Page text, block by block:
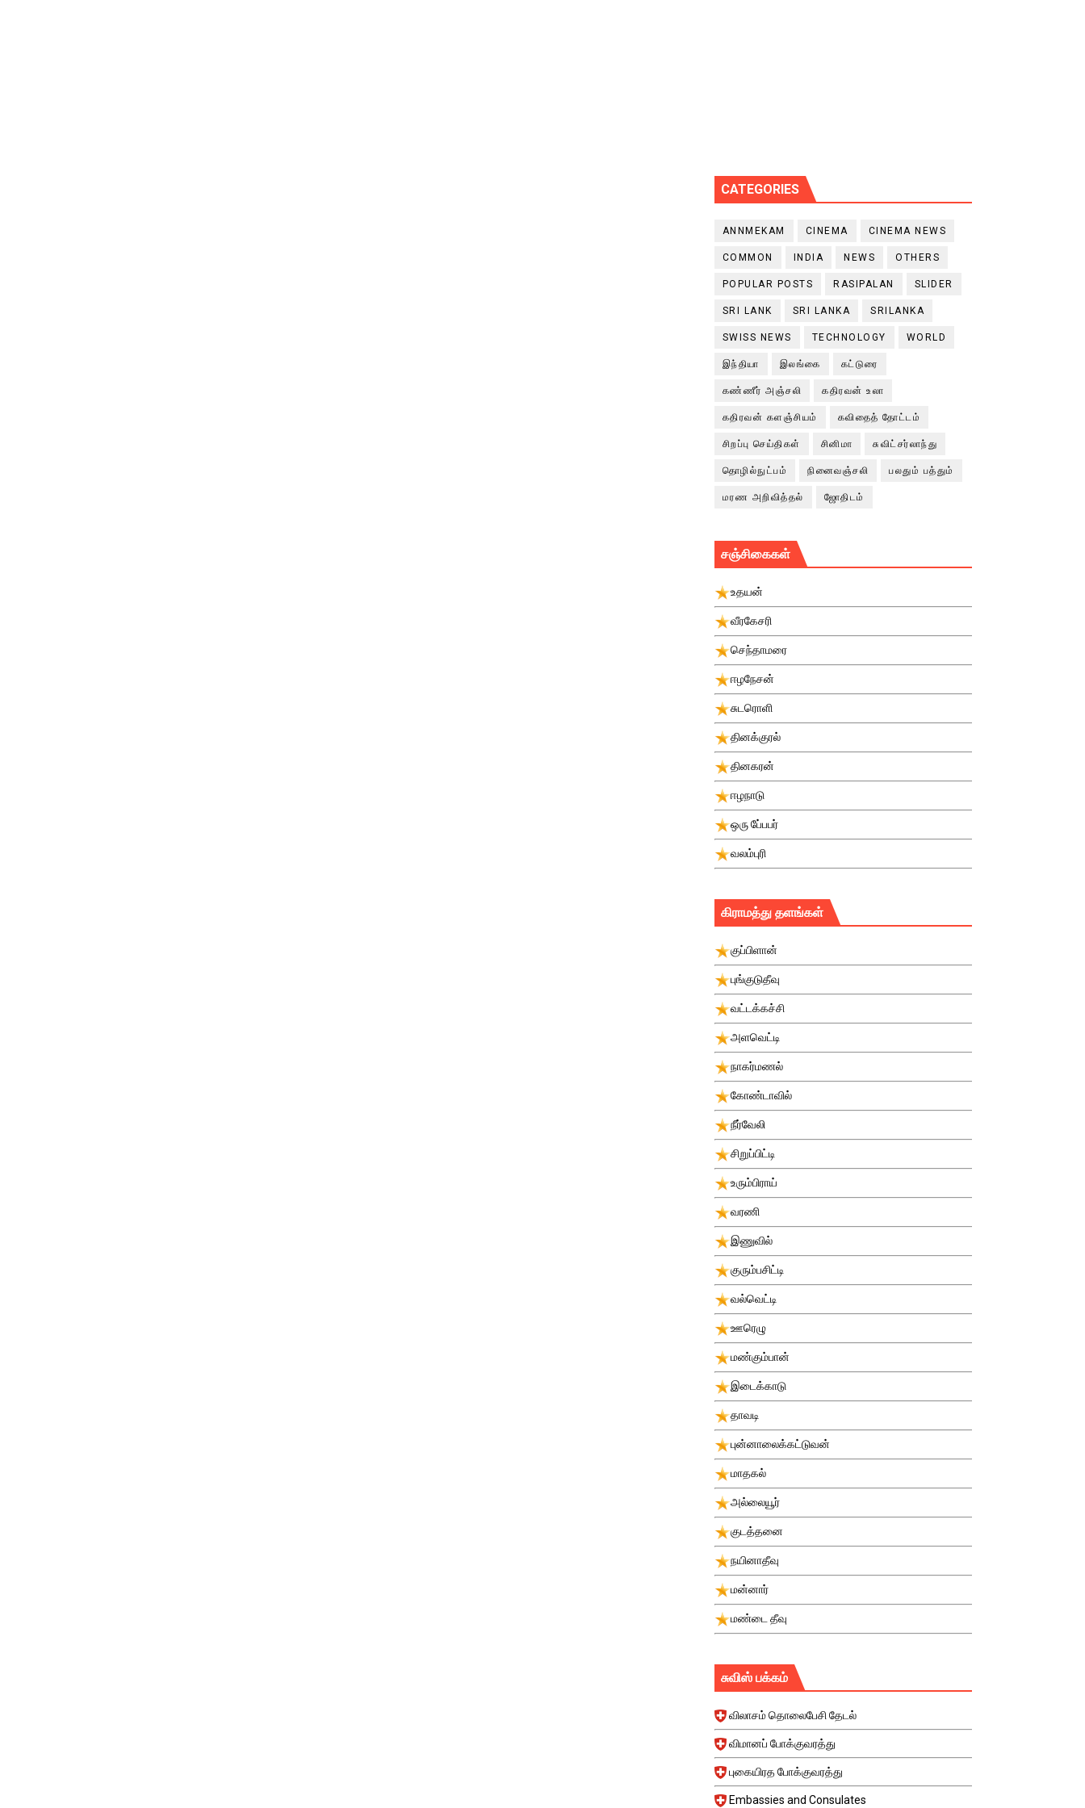
CATEGORIES
ANNMEKAM CINEMA CINEMA NEWS
COMMON INDIA NEWS OTHERS
POPULAR POSTS RASIPALAN SLIDER
SRI LANK SRI LANKA SRILANKA
SWISS NEWS TECHNOLOGY WORLD
இந்தியா இலங்கை கட்டுரை
கண்ணீர் அஞ்சலி கதிரவன் உலா
கதிரவன் களஞ்சியம் கவிதைத் தோட்டம்
சிறப்பு செய்திகள் சினிமா சுவிட்சர்லாந்து
தொழில்நுட்பம் நினைவஞ்சலி பலதும் பத்தும்
மரண அறிவித்தல் ஜோதிடம்
சஞ்சிகைகள்
உதயன்
வீரகேசரி
செந்தாமரை
ஈழநேசன்
சுடரொளி
தினக்குரல்
தினகரன்
ஈழநாடு
ஒரு பே்பபர்
வலம்புரி
கிராமத்து தளங்கள்
குப்பிளான்
புங்குடுதீவு
வட்டக்கச்சி
அளவெட்டி
நாகர்மணல்
கோண்டாவில்
நீர்வேலி
சிறுப்பிட்டி
உரும்பிராய்
வரணி
இணுவில்
குரும்பசிட்டி
வல்வெட்டி
ஊரெழு
மண்கும்பான்
இடைக்காடு
தாவடி
புன்னாலைக்கட்டுவன்
மாதகல்
அல்லையூர்
குடத்தனை
நயினாதீவு
மன்னார்
மண்டை தீவு
சுவிஸ் பக்கம்
விலாசம் தொலைபேசி தேடல்
விமானப் போக்குவரத்து
புகையிரத போக்குவரத்து
Embassies and Consulates